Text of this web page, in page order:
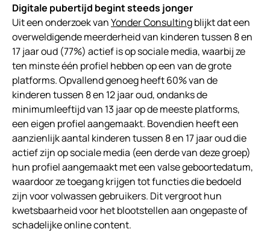
Digitale pubertijd begint steeds jonger
Uit een onderzoek vanYonder Consultingblijkt dat een
overweldigende meerderheid van kinderen tussen 8 en
17 jaar oud (77%) actief is op sociale media, waarbij ze
ten minste één profiel hebben op een van de grote
platforms. Opvallend genoeg heeft 60% van de
kinderen tussen 8 en 12 jaar oud, ondanks de
minimumleeftijd van 13 jaar op de meeste platforms,
een eigen profiel aangemaakt. Bovendien heeft een
aanzienlijk aantal kinderen tussen 8 en 17 jaar oud die
actief zijn op sociale media (een derde van deze groep)
hun profiel aangemaakt met een valse geboortedatum,
waardoor ze toegang krijgen tot functies die bedoeld
zijn voor volwassen gebruikers. Dit vergroot hun
kwetsbaarheid voor het blootstellen aan ongepaste of
schadelijke online content.